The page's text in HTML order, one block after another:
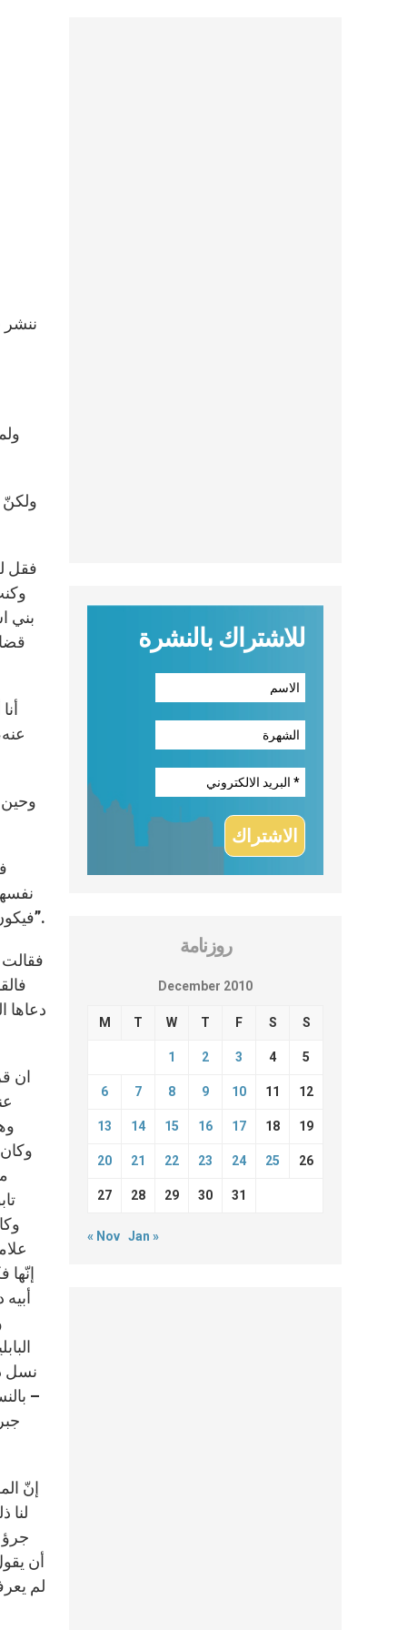
فقل
بني
وحين
فيكون عظيمًا وابن العليّ يدعى ويعطيه الرب الإله عرش أبيه داود، ويملك على بيت يعقوب إلى الأبد ولا يكون لملكه انقضاء”.
فقالت
دعاها
ان
إنّها
نسل
–
إنّ
جرؤ
أن
لم
للاشتراك بالنشرة
روزنامة
December 2010
M T W T F S S
1 2 3 4 5
6 7 8 9 10 11 12
13 14 15 16 17 18 19
20 21 22 23 24 25 26
27 28 29 30 31
« Nov Jan »